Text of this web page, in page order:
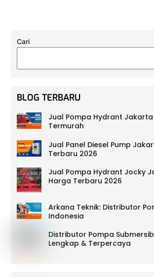
Cari
BLOG TERBARU
Jual Pompa Hydrant
Termurah
Jual Panel Diesel Pump
Terbaru 2026
Jual Pompa Hydrant Jocky
Harga Terbaru 2026
Arkana Teknik: Distributor
Indonesia
Distributor Pompa
Lengkap & Terpercaya